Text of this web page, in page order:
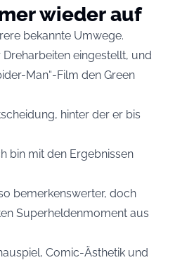
wieder auf
bekannte Umwege.
eingestellt, und
Man“-Film den Green
hinter der er bis
bin mit den Ergebnissen
bemerkenswerter, doch
Superheldenmoment aus
Comic-Ästhetik und